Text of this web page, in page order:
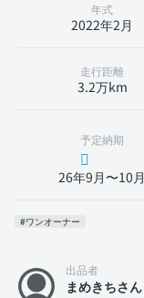
年式
2022年2月
走行距離
3.2万km
予定納期
26年9月〜10月
#ワンオーナー
出品者
まめきちさん